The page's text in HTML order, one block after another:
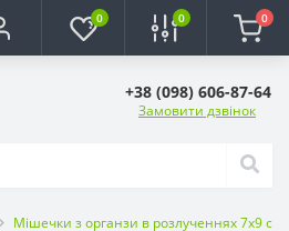
0 0 0
+38 (098) 606-87-64
Замовити дзвінок
Мішечки з органзи в розлученнях 7х9 см